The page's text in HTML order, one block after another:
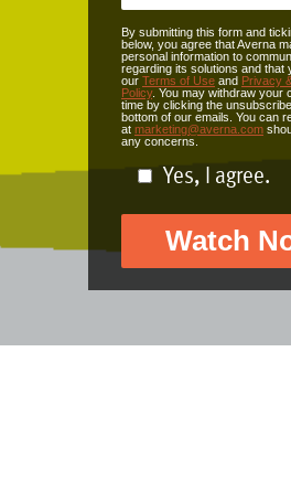
By submitting this form and
below, you agree that Averna
personal information to
regarding its solutions and that
our Terms of Use and Privacy
Policy. You may withdraw your
time by clicking the
bottom of our emails. You can
at marketing@averna.com
any concerns.
Yes, I agree.